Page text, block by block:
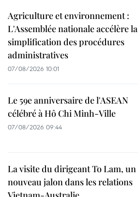
Agriculture et environnement :
L'Assemblée nationale accélère la
simplification des procédures
administratives
07/08/2026 10:01
Le 59e anniversaire de l'ASEAN
célébré à Hô Chi Minh-Ville
07/08/2026 09:44
La visite du dirigeant To Lam, un
nouveau jalon dans les relations